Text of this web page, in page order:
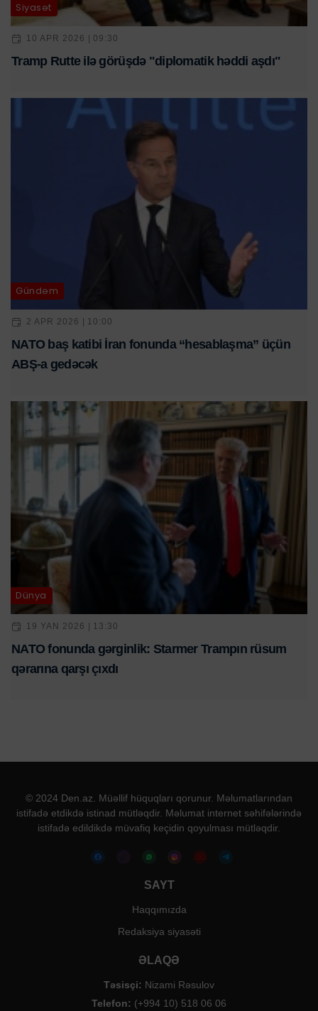
Siyasət
10 APR 2026 | 09:30
Tramp Rutte ilə görüşdə "diplomatik həddi aşdı"
Gündəm
2 APR 2026 | 10:00
NATO baş katibi İran fonunda “hesablaşma” üçün
ABŞ-a gedəcək
Dünya
19 YAN 2026 | 13:30
NATO fonunda gərginlik: Starmer Trampın rüsum
qərarına qarşı çıxdı
© 2024 Den.az. Müəllif hüquqları qorunur. Məlumatlarından
istifadə etdikdə istinad mütləqdir. Məlumat internet səhifələrində
istifadə edildikdə müvafiq keçidin qoyulması mütləqdir.
SAYT
Haqqımızda
Redaksiya siyasəti
ƏLAQƏ
Təsisçi: Nizami Rəsulov
Telefon: (+994 10) 518 06 06